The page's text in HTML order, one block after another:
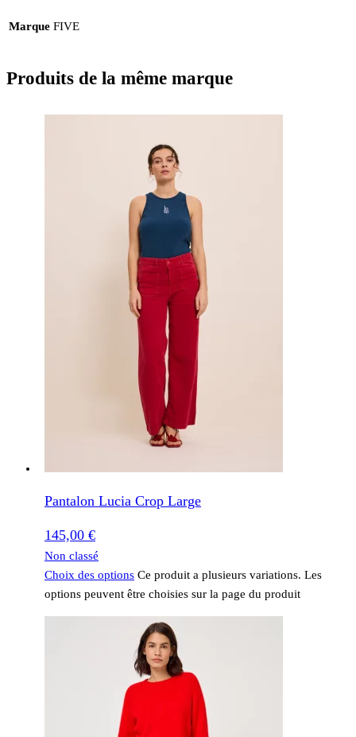
Marque FIVE
Produits de la même marque
Pantalon Lucia Crop Large
145,00 €
Non classé
Choix des options Ce produit a plusieurs variations. Les
options peuvent être choisies sur la page du produit